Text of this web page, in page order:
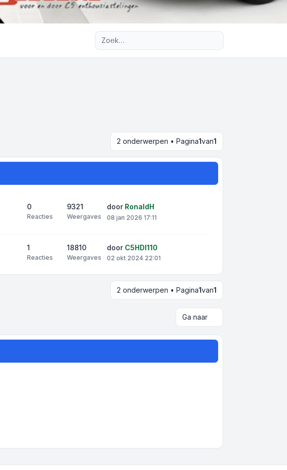
2 onderwerpen • Pagina1van1
0
Reacties
9321
Weergaves
door RonaldH
08 jan 2026 17:11
1
Reacties
18810
Weergaves
door C5HDI110
02 okt 2024 22:01
2 onderwerpen • Pagina1van1
Ga naar